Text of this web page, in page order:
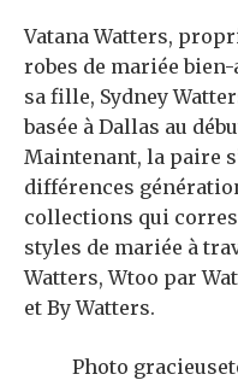
Vatana Watters,
robes de mariée
sa fille, Sydney
basée à Dallas au
Maintenant, la paire
différences
collections qui
styles de mariée à
Watters, Wtoo par
et By Watters.
Photo